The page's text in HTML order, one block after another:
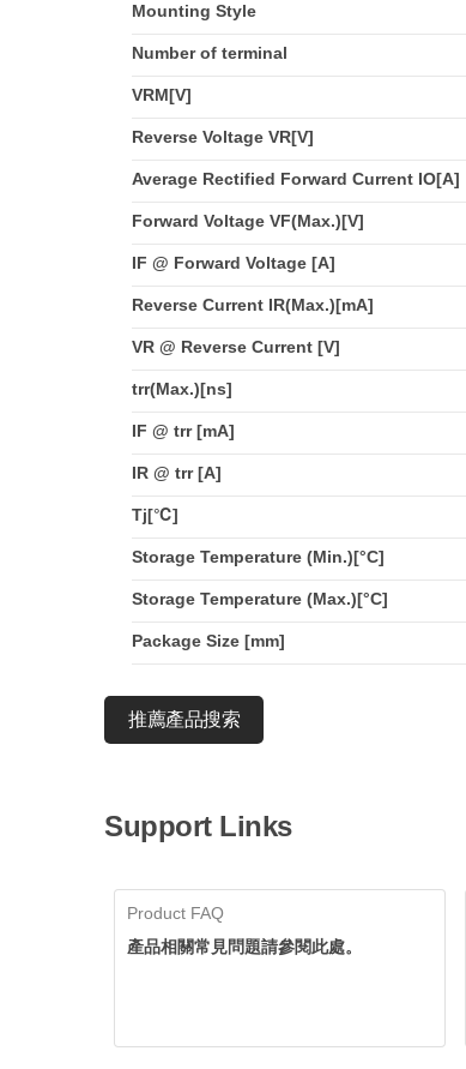
Mounting Style
Number of terminal
VRM[V]
Reverse Voltage VR[V]
Average Rectified Forward Current IO[A]
Forward Voltage VF(Max.)[V]
IF @ Forward Voltage [A]
Reverse Current IR(Max.)[mA]
VR @ Reverse Current [V]
trr(Max.)[ns]
IF @ trr [mA]
IR @ trr [A]
Tj[℃]
Storage Temperature (Min.)[°C]
Storage Temperature (Max.)[°C]
Package Size [mm]
推薦產品搜索
Support Links
Product FAQ
產品相關常見問題請參閱此處。